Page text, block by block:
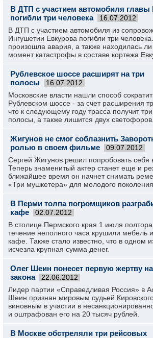
В ДТП с участием автомобиля главы
погибли три человека
16.07.2012
В ДТП с участием автомобиля из
Ингушетии Евкурова погибли три
произошла авария, а также находилась
момент катастрофы в составе кортежа
Рублевское шоссе расширят на три
полосы
16.07.2012
Московские власти нашли способ
Рублевском шоссе - за счет расширения
что к следующему году трасса получит
полосы, а также лишится двух светофоров.
Жигунов не смог соблазнить
ролью в своем фильме
09.07.2012
Сергей Жигунов решил попробовать себя
Теперь знаменитый актер станет еще и
ближайшее время он начнет снимать
«Три мушкетера» для молодого поколения.
В Перми толпа погромщиков
кафе
02.07.2012
В столице Пермского края 1 июля
течение неполного часа крушили мебель
кафе. Также стало известно, что в одном
исчезла крупная сумма денег.
Олег Шеин понесет первую жертву
закона
22.06.2012
Лидер партии «Справедливая Россия» в
Шеин признан мировым судьей
виновным в участии в
и оштрафован его на 20 тысяч рублей.
В Москве обстреляли три рейсовых